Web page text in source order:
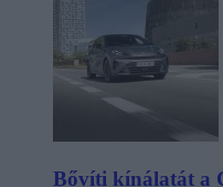
Bővíti kínálatát a